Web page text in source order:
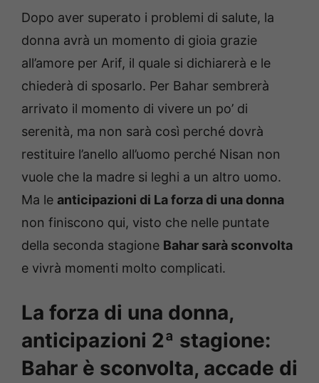
Dopo aver superato i problemi di salute, la
donna avrà un momento di gioia grazie
all’amore per Arif, il quale si dichiarerà e le
chiederà di sposarlo. Per Bahar sembrerà
arrivato il momento di vivere un po’ di
serenità, ma non sarà così perché dovrà
restituire l’anello all’uomo perché Nisan non
vuole che la madre si leghi a un altro uomo.
Ma le anticipazioni di La forza di una donna
non finiscono qui, visto che nelle puntate
della seconda stagione Bahar sarà sconvolta
e vivrà momenti molto complicati.
La forza di una donna,
anticipazioni 2ª stagione:
Bahar è sconvolta, accade di